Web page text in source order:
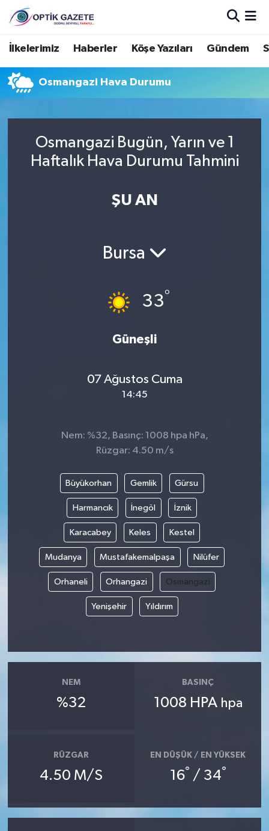
İlkelerimiz Haberler Köşe Yazıları Gündem
Osmangazi Hava Durumu
Osmangazi Bugün, Yarın ve 1
Haftalık Hava Durumu Tahmini
ŞU AN
Bursa
33°
Güneşli
07 Ağustos Cuma
14:45
Nem: %32, Basınç: 1008 hpa hPa,
Rüzgar: 4.50 m/s
Büyükorhan Gemlik Gürsu
Harmancık İnegöl İznik
Karacabey Keles Kestel
Mudanya Mustafakemalpaşa Nilüfer
Orhaneli Orhangazi Osmangazi
Yenişehir Yıldırım
NEM
%32
BASINÇ
1008 HPA hpa
RÜZGAR
4.50 M/S
EN DÜŞÜK / EN YÜKSEK
16° / 34°
Nöbetçi Eczaneler
Hava Durumu
Trafik Durumu
Süper Lig Puan Durumu ve Fikstür